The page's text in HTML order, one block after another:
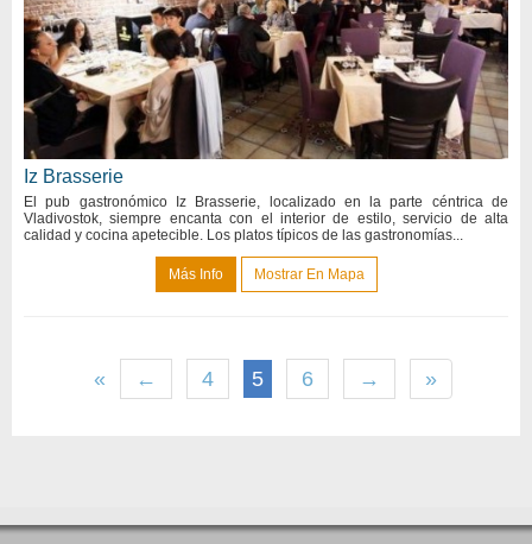
Iz Brasserie
El pub gastronómico Iz Brasserie, localizado en la parte céntrica de
Vladivostok, siempre encanta con el interior de estilo, servicio de alta
calidad y cocina apetecible. Los platos típicos de las gastronomías...
Más Info Mostrar En Mapa
« ← 4 5 6 → »